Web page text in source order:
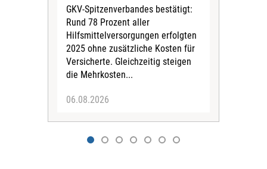
GKV-Spitzenverbandes bestätigt:
Rund 78 Prozent aller
Hilfsmittelversorgungen erfolgten
2025 ohne zusätzliche Kosten für
Versicherte. Gleichzeitig steigen
die Mehrkosten...
06.08.2026